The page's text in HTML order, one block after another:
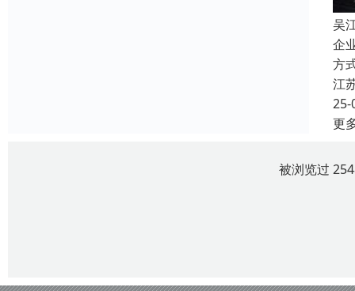
吴
企
方
江
25-
更
被浏览过